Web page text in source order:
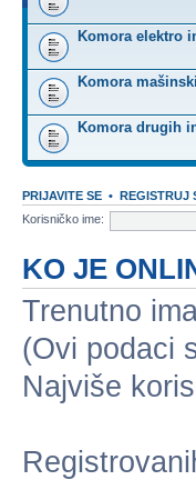
Komora elektro
Komora
Komora drugih
PRIJAVITE SE • REGISTRUJ
Korisničko ime:
KO JE
Trenutno
(Ovi podaci
Najviše